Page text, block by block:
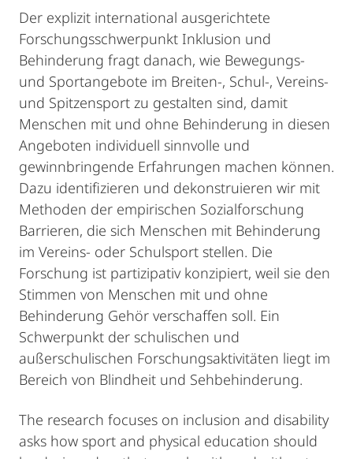
Der explizit international ausgerichtete
Forschungsschwerpunkt Inklusion und
Behinderung fragt danach, wie Bewegungs-
und Sportangebote im Breiten-, Schul-, Vereins-
und Spitzensport zu gestalten sind, damit
Menschen mit und ohne Behinderung in diesen
Angeboten individuell sinnvolle und
gewinnbringende Erfahrungen machen können.
Dazu identifizieren und dekonstruieren wir mit
Methoden der empirischen Sozialforschung
Barrieren, die sich Menschen mit Behinderung
im Vereins- oder Schulsport stellen. Die
Forschung ist partizipativ konzipiert, weil sie den
Stimmen von Menschen mit und ohne
Behinderung Gehör verschaffen soll. Ein
Schwerpunkt der schulischen und
außerschulischen Forschungsaktivitäten liegt im
Bereich von Blindheit und Sehbehinderung.
The research focuses on inclusion and disability
asks how sport and physical education should